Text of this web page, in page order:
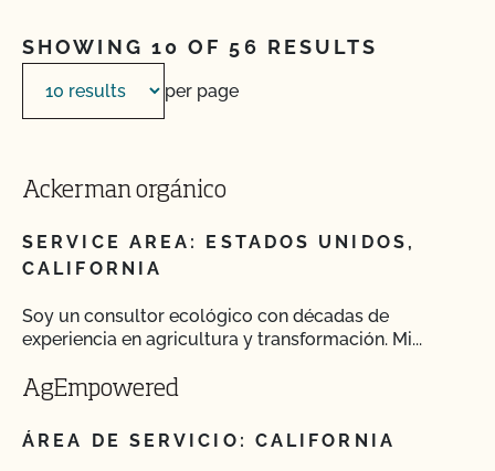
SHOWING 10 OF 56 RESULTS
per page
Ackerman orgánico
SERVICE AREA: ESTADOS UNIDOS,
CALIFORNIA
Soy un consultor ecológico con décadas de
experiencia en agricultura y transformación. Mi...
AgEmpowered
ÁREA DE SERVICIO: CALIFORNIA